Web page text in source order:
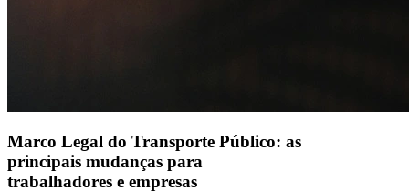
Marco Legal do Transporte Público: as
principais mudanças para
trabalhadores e empresas